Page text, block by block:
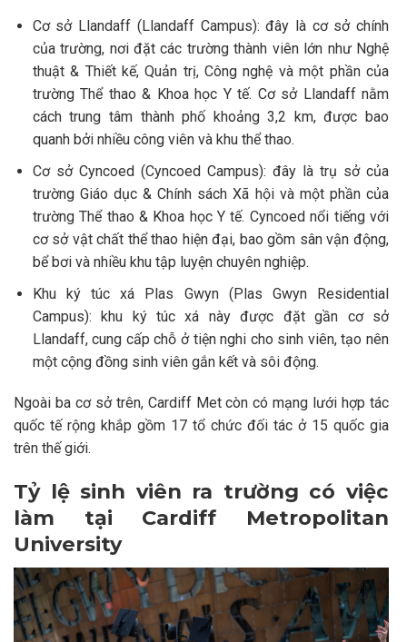
Cơ sở Llandaff (Llandaff Campus): đây là cơ sở chính
của trường, nơi đặt các trường thành viên lớn như Nghệ
thuật & Thiết kế, Quản trị, Công nghệ và một phần của
trường Thể thao & Khoa học Y tế. Cơ sở Llandaff nằm
cách trung tâm thành phố khoảng 3,2 km, được bao
quanh bởi nhiều công viên và khu thể thao.
Cơ sở Cyncoed (Cyncoed Campus): đây là trụ sở của
trường Giáo dục & Chính sách Xã hội và một phần của
trường Thể thao & Khoa học Y tế. Cyncoed nổi tiếng với
cơ sở vật chất thể thao hiện đại, bao gồm sân vận động,
bể bơi và nhiều khu tập luyện chuyên nghiệp.
Khu ký túc xá Plas Gwyn (Plas Gwyn Residential
Campus): khu ký túc xá này được đặt gần cơ sở
Llandaff, cung cấp chỗ ở tiện nghi cho sinh viên, tạo nên
một cộng đồng sinh viên gắn kết và sôi động.
Ngoài ba cơ sở trên, Cardiff Met còn có mạng lưới hợp tác
quốc tế rộng khắp gồm 17 tổ chức đối tác ở 15 quốc gia
trên thế giới.
Tỷ lệ sinh viên ra trường có việc
làm tại Cardiff Metropolitan
University